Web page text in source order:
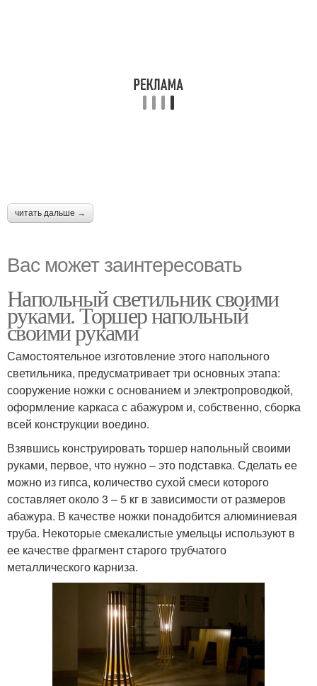
читать дальше →
Вас может заинтересовать
Напольный светильник своими
руками. Торшер напольный
своими руками
Самостоятельное изготовление этого напольного
светильника, предусматривает три основных этапа:
сооружение ножки с основанием и электропроводкой,
оформление каркаса с абажуром и, собственно, сборка
всей конструкции воедино.
Взявшись конструировать торшер напольный своими
руками, первое, что нужно – это подставка. Сделать ее
можно из гипса, количество сухой смеси которого
составляет около 3 – 5 кг в зависимости от размеров
абажура. В качестве ножки понадобится алюминиевая
труба. Некоторые смекалистые умельцы используют в
ее качестве фрагмент старого трубчатого
металлического карниза.